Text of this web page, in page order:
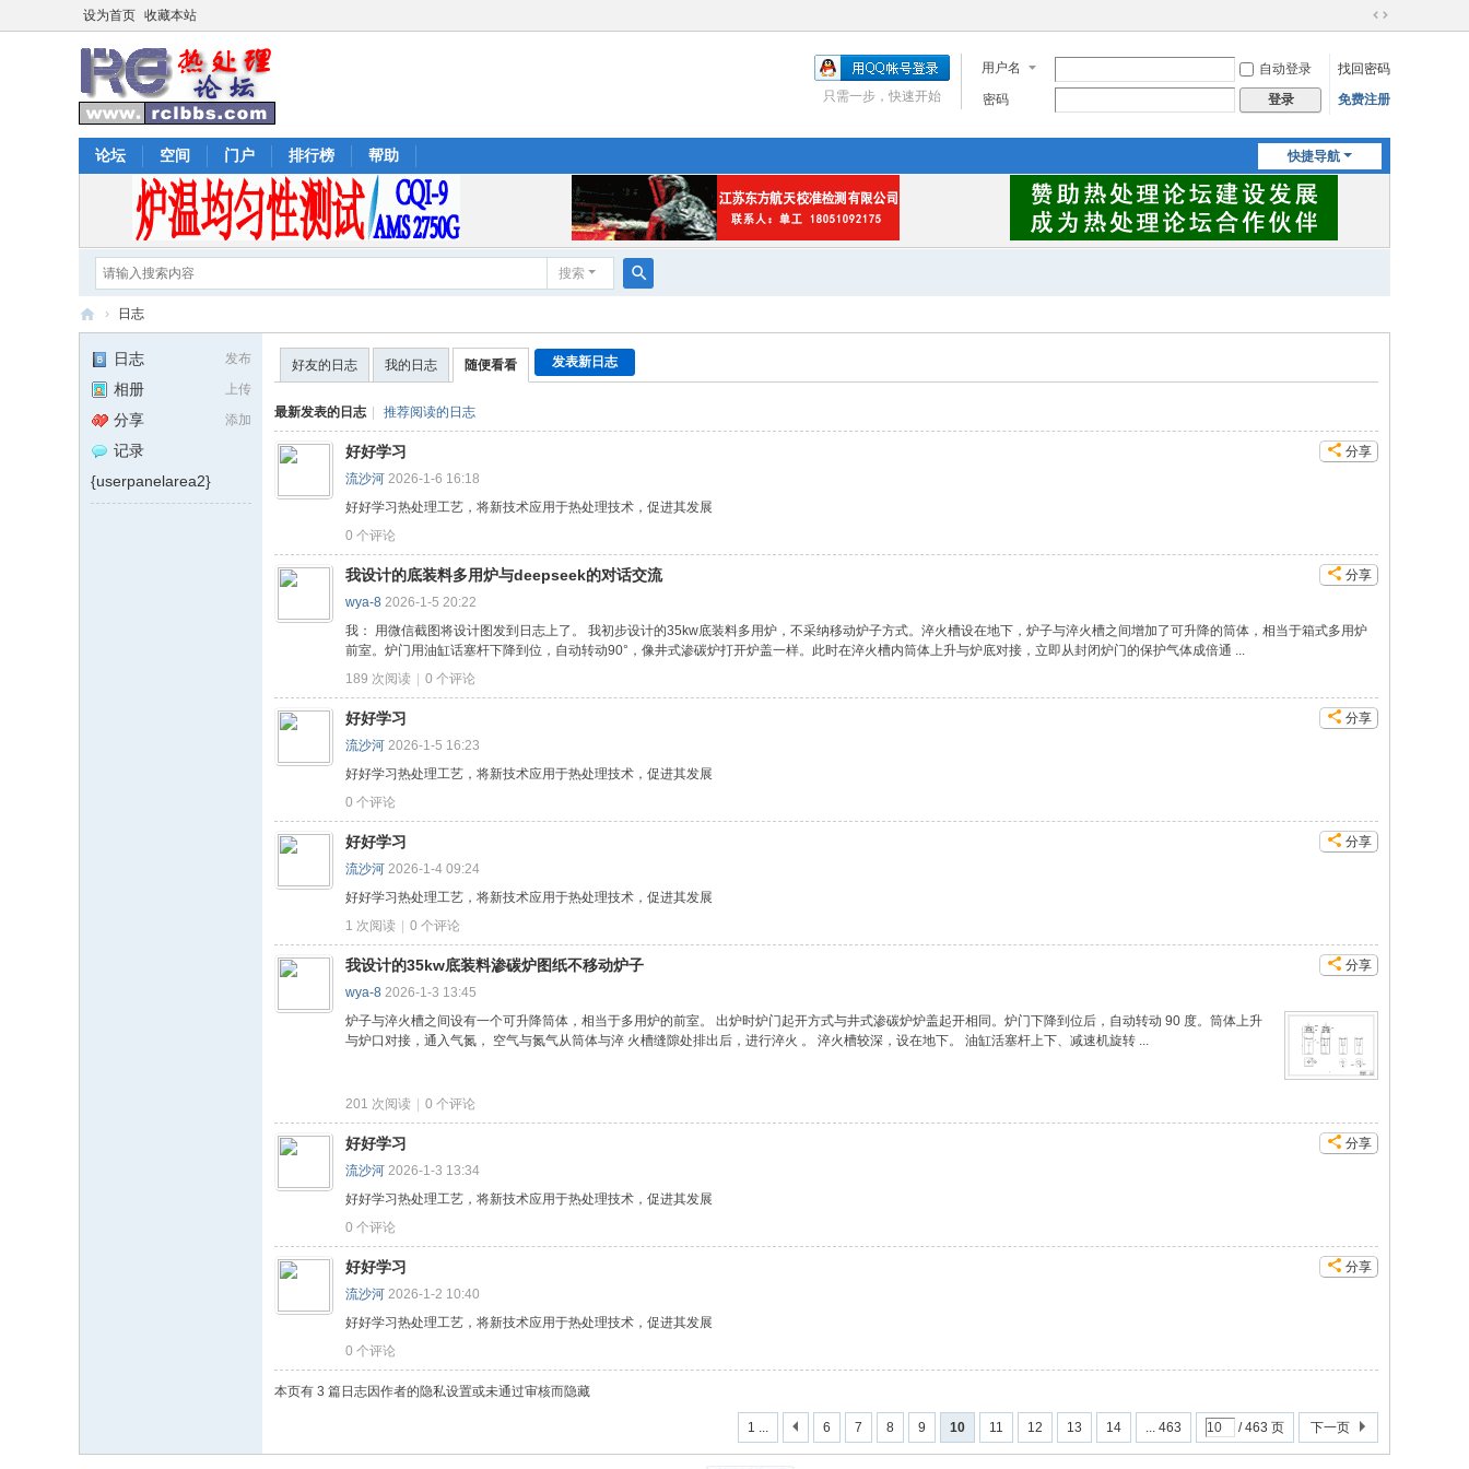
设为首页 收藏本站
切
到
宽
用户名 自动登录
找回密码
密码
登录 免费注册
只需一步，快速开始
快捷导航
论坛 空间 门户 排行榜 帮助
搜索
索
坛
› 日志
发布
日志
上传
相册
添加
分享
记录
{userpanelarea2}
好友的日志 我的日志 随便看看 发表新日志
最新发表的日志 推荐阅读的日志
分享
好好学习
流沙河 2026-1-6 16:18
好好学习热处理工艺，将新技术应用于热处理技术，促进其发展
0 个评论
分享
我设计的底装料多用炉与deepseek的对话交流
wya-8 2026-1-5 20:22
我： 用微信截图将设计图发到日志上了。 我初步设计的35kw底装料多用炉，不采纳移动炉子方式。淬火槽设在地下，炉子与淬火槽之间增加了可升降的筒体，相当于箱式多用炉
前室。炉门用油缸话塞杆下降到位，自动转动90°，像井式渗碳炉打开炉盖一样。此时在淬火槽内筒体上升与炉底对接，立即从封闭炉门的保护气体成倍通 ...
189 次阅读
0 个评论
分享
好好学习
流沙河 2026-1-5 16:23
好好学习热处理工艺，将新技术应用于热处理技术，促进其发展
0 个评论
分享
好好学习
流沙河 2026-1-4 09:24
好好学习热处理工艺，将新技术应用于热处理技术，促进其发展
1 次阅读
0 个评论
分享
我设计的35kw底装料渗碳炉图纸不移动炉子
wya-8 2026-1-3 13:45
炉子与淬火槽之间设有一个可升降筒体，相当于多用炉的前室。 出炉时炉门起开方式与井式渗碳炉炉盖起开相同。炉门下降到位后，自动转动 90 度。筒体上升
与炉口对接，通入气氮， 空气与氮气从筒体与淬 火槽缝隙处排出后，进行淬火 。 淬火槽较深，设在地下。 油缸活塞杆上下、减速机旋转 ...
201 次阅读 | 0 个评论
分享
好好学习
流沙河 2026-1-3 13:34
好好学习热处理工艺，将新技术应用于热处理技术，促进其发展
0 个评论
分享
好好学习
流沙河 2026-1-2 10:40
好好学习热处理工艺，将新技术应用于热处理技术，促进其发展
0 个评论
本页有 3 篇日志因作者的隐私设置或未通过审核而隐藏
1 ... 6 7 8 9 10 11 12 13 14 ... 463 / 463 页 下一页